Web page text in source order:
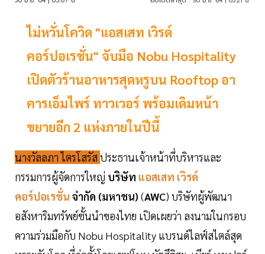
ไม่หวั่นโควิด "แอสเสท เวิรด์
คอร์ปอเรชั่น" จับมือ Nobu Hospitality
เปิดตัวร้านอาหารสุดหรูบน Rooftop อา
คารเอ็มไพร์ ทาวเวอร์ พร้อมเดิมหน้า
ขยายอีก 2 แห่งภายในปีนี้
นางวัลลภา ไตรโสรัสประธานเจ้าหน้าที่บริหารและ
กรรมการผู้จัดการใหญ่ บริษัท แอสเสท เวิรด์
คอร์ปอเรชั่น จำกัด (มหาชน) (AWC) บริษัทผู้พัฒนา
อสังหาริมทรัพย์ชั้นนำของไทย เปิดเผยว่า ลงนามในกรอบ
ความร่วมมือกับ Nobu Hospitality แบรนด์ไลฟ์สไตล์สุด